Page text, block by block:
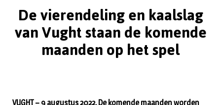
De vierendeling en kaalslag
van Vught staan de komende
maanden op het spel
VUGHT – 9 augustus 2022. De komende maanden worden